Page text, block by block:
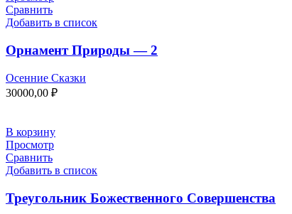
Сравнить
Добавить в список
Орнамент Природы — 2
Осенние Сказки
30000,00 ₽
В корзину
Просмотр
Сравнить
Добавить в список
Треугольник Божественного Совершенства